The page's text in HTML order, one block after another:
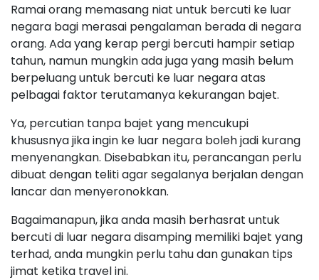
Ramai orang memasang niat untuk bercuti ke luar
negara bagi merasai pengalaman berada di negara
orang. Ada yang kerap pergi bercuti hampir setiap
tahun, namun mungkin ada juga yang masih belum
berpeluang untuk bercuti ke luar negara atas
pelbagai faktor terutamanya kekurangan bajet.
Ya, percutian tanpa bajet yang mencukupi
khususnya jika ingin ke luar negara boleh jadi kurang
menyenangkan. Disebabkan itu, perancangan perlu
dibuat dengan teliti agar segalanya berjalan dengan
lancar dan menyeronokkan.
Bagaimanapun, jika anda masih berhasrat untuk
bercuti di luar negara disamping memiliki bajet yang
terhad, anda mungkin perlu tahu dan gunakan tips
jimat ketika travel ini.